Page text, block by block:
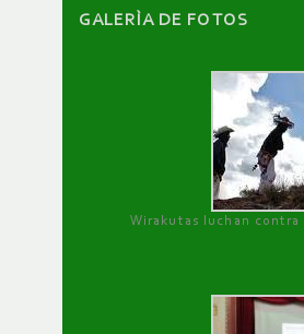
GALERÌA DE FOTOS
Wirakutas luchan